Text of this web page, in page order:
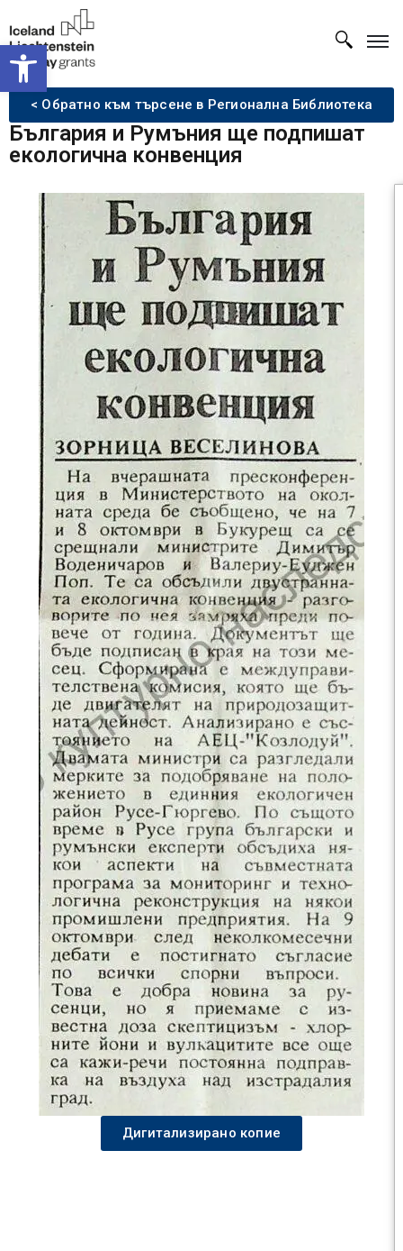
Open toolbar
< Обратно към търсене в Регионална Библиотека
България и Румъния ще подпишат
екологична конвенция
Дигитализирано копие